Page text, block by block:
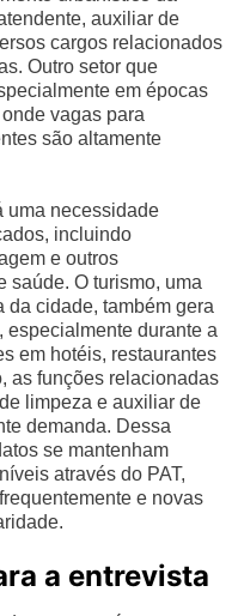
auxiliar de
cargos relacionados
Outro setor que
em épocas
vagas para
são altamente
uma necessidade
incluindo
e outros
saúde. O turismo, uma
da cidade, também gera
especialmente durante a
em hotéis, restaurantes
as funções relacionadas
limpeza e auxiliar de
demanda. Dessa
se mantenham
através do PAT,
e novas
a entrevista